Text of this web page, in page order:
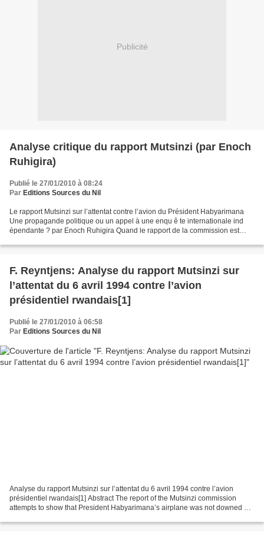
Publicité
Analyse critique du rapport Mutsinzi (par Enoch
Ruhigira)
Publié le 27/01/2010 à 08:24
Par Editions Sources du Nil
Le rapport Mutsinzi sur l’attentat contre l’avion du Président Habyarimana
Une propagande politique ou un appel à une enqu ê te internationale ind
épendante ? par Enoch Ruhigira Quand le rapport de la commission est
F. Reyntjens: Analyse du rapport Mutsinzi sur
l’attentat du 6 avril 1994 contre l’avion
présidentiel rwandais[1]
Publié le 27/01/2010 à 06:58
Par Editions Sources du Nil
Analyse du rapport Mutsinzi sur l’attentat du 6 avril 1994 contre l’avion
présidentiel rwandais[1] Abstract The report of the Mutsinzi commission
attempts to show that President Habyarimana’s airplane was not downed by